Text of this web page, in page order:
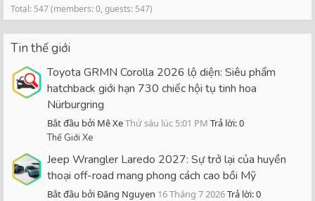
Total: 547 (members: 0, guests: 547)
Tin thế giới
Toyota GRMN Corolla 2026 lộ diện: Siêu phẩm
hatchback giới hạn 730 chiếc hội tụ tinh hoa
Nürburgring
Bắt đầu bởi Mê XeThứ sáu lúc 5:01 PM Trả lời: 0
Thế Giới Xe
Jeep Wrangler Laredo 2027: Sự trở lại của huyền
thoại off-road mang phong cách cao bồi Mỹ
Bắt đầu bởi Đăng Nguyen 16 Tháng 7 2026Trả lời: 0